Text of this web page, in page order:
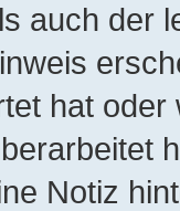
auch der
hat oder
Notiz